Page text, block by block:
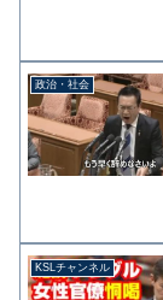
政治・社会
KSLチャンネル